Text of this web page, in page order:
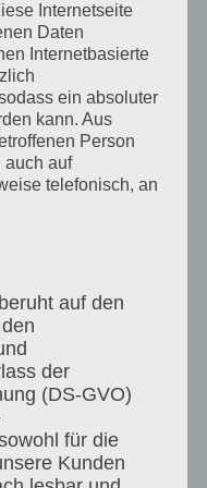
illegal activity.
the use of
laws remain
in this respect is
knowledge of a
become aware of
the
erstellten
Seiten
Internetseite
Daten
Internetbasierte
ein absoluter
kann. Aus
Person
auch auf
telefonisch, an
auf den
der
(DS-GVO)
für die
Kunden